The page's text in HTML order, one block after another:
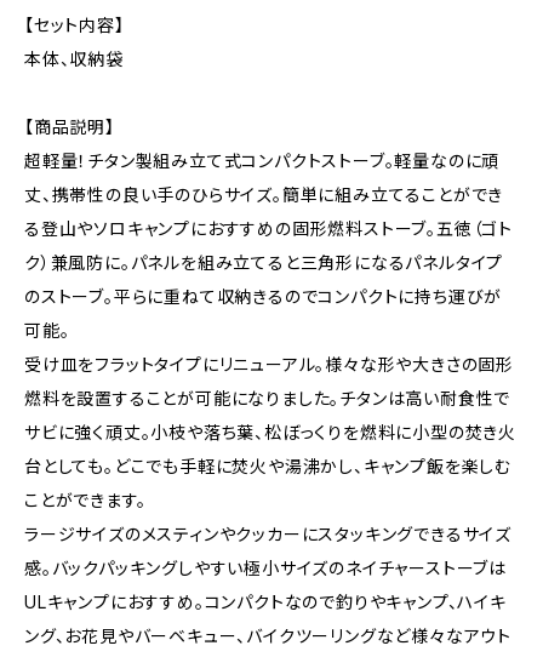
【セット内容】
本体、収納袋
【商品説明】
超軽量！チタン製組み立て式コンパクトストーブ。軽量なのに頑
丈、携帯性の良い手のひらサイズ。簡単に組み立てることができ
る登山やソロキャンプにおすすめの固形燃料ストーブ。五徳（ゴト
ク）兼風防に。パネルを組み立てると三角形になるパネルタイプ
のストーブ。平らに重ねて収納きるのでコンパクトに持ち運びが
可能。
受け皿をフラットタイプにリニューアル。様々な形や大きさの固形
燃料を設置することが可能になりました。チタンは高い耐食性で
サビに強く頑丈。小枝や落ち葉、松ぼっくりを燃料に小型の焚き火
台としても。どこでも手軽に焚火や湯沸かし、キャンプ飯を楽しむ
ことができます。
ラージサイズのメスティンやクッカーにスタッキングできるサイズ
感。バックパッキングしやすい極小サイズのネイチャーストーブは
ULキャンプにおすすめ。コンパクトなので釣りやキャンプ、ハイキ
ング、お花見やバーベキュー、バイクツーリングなど様々なアウト